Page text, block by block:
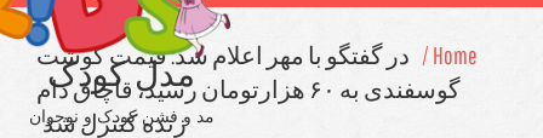
مدل کودک
مد و فشن کودک و نوجوان
در گفتگو با مهر اعلام شد: قیمت گوشت
گوسفندی به ۶۰ هزارتومان رسید، قاچاق دام
زنده كنترل شد